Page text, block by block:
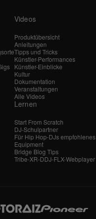
Videos
Produktübersicht
Anleitungen
Tipps und Tricks
Künstler-Performances
Künstler-Einblicke
Kultur
Dokumentation
Veranstaltungen
Alle Videos
Lernen
Start From Scratch
DJ-Schulpartner
Für Hip Hop-DJs empfohlenes
Equipment
Bridge Blog Tips
Tribe-XR-DDJ-FLX-Webplayer